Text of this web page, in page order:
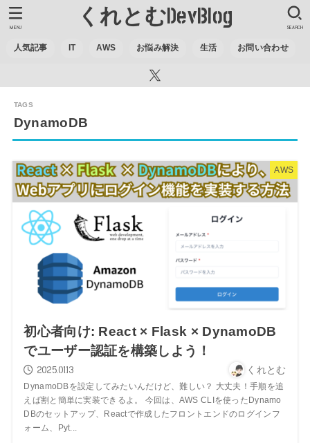
くれとむDevBlog
人気記事 IT AWS お悩み解決 生活 お問い合わせ
SEARCH
MENU
DynamoDB
AWS
初心者向け: React × Flask × DynamoDB
でユーザー認証を構築しよう！
2025.01.13 くれとむ
DynamoDBを設定してみたいんだけど、難しい？ 大丈夫！手順を追
えば割と簡単に実装できるよ。 今回は、AWS CLIを使ったDynamo
DBのセットアップ、Reactで作成したフロントエンドのログインフ
ォーム、Pyt...